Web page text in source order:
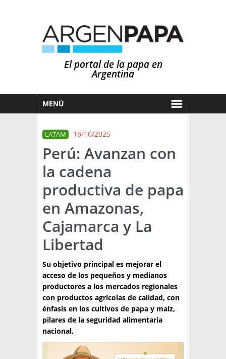
El portal de la papa en
Argentina
MENÚ
MERCADOS
NOTICIAS
EN ESPAÑOL
OTROS IDIOMAS
PRONÓSTICO
LLUVIAS
ARGENTINA
EL MUNDO
TÉCNICA
PRODUCCION
CLASIFICADOS
INTERES GENERAL
LA PAPA
RESOLUCIONES Y NORMATIVAS
ENLACES
ARGENPAPA
QUIENES SOMOS
BUSCAR NOTICIAS
LATAM 18/10/2025
Perú: Avanzan con
la cadena
productiva de papa
en Amazonas,
Cajamarca y La
Libertad
Su objetivo principal es mejorar el
acceso de los pequeños y medianos
productores a los mercados regionales
con productos agrícolas de calidad, con
énfasis en los cultivos de papa y maíz,
pilares de la seguridad alimentaria
nacional.